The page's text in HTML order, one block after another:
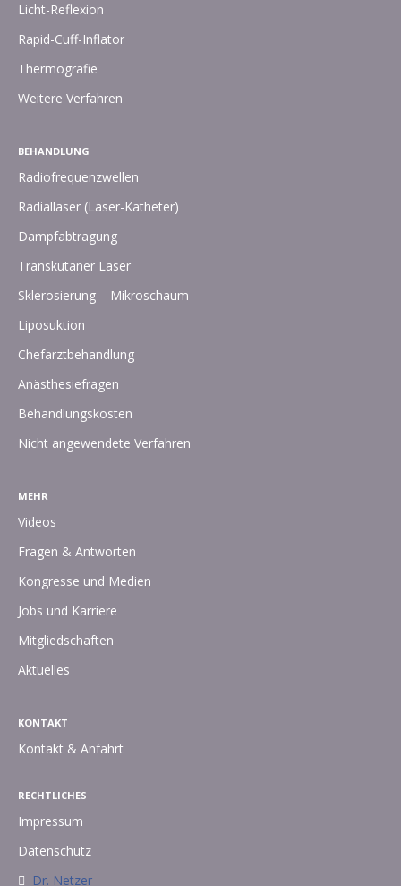
Licht-Reflexion
Rapid-Cuff-Inflator
Thermografie
Weitere Verfahren
BEHANDLUNG
Radiofrequenzwellen
Radiallaser (Laser-Katheter)
Dampfabtragung
Transkutaner Laser
Sklerosierung – Mikroschaum
Liposuktion
Chefarztbehandlung
Anästhesiefragen
Behandlungskosten
Nicht angewendete Verfahren
MEHR
Videos
Fragen & Antworten
Kongresse und Medien
Jobs und Karriere
Mitgliedschaften
Aktuelles
KONTAKT
Kontakt & Anfahrt
RECHTLICHES
Impressum
Datenschutz
Dr. Netzer